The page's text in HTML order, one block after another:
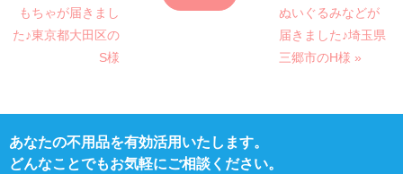
もちゃが届きまし
た♪東京都大田区の
S様
ぬいぐるみなどが
届きました♪埼玉県
三郷市のH様 »
あなたの不用品を有効活用いたします。
どんなことでもお気軽にご相談ください。